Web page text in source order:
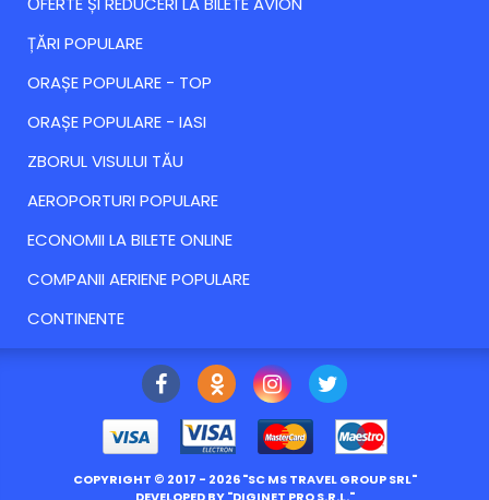
ȚĂRI POPULARE
ORAȘE POPULARE - TOP
ORAȘE POPULARE - IASI
ZBORUL VISULUI TĂU
AEROPORTURI POPULARE
ECONOMII LA BILETE ONLINE
COMPANII AERIENE POPULARE
CONTINENTE
COPYRIGHT © 2017 - 2026 "SC MS TRAVEL GROUP SRL"